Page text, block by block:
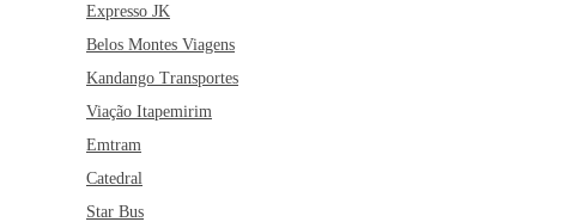
Expresso JK
Belos Montes Viagens
Kandango Transportes
Viação Itapemirim
Emtram
Catedral
Star Bus